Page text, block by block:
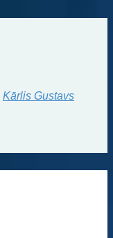
Kārlis Gustavs